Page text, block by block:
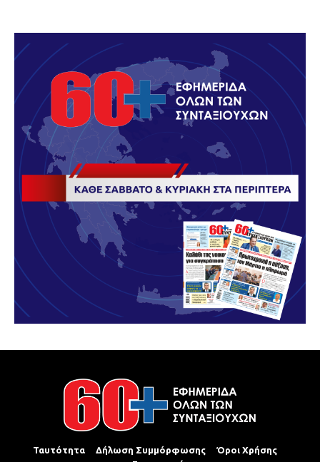
Ταυτότητα Δήλωση Συμμόρφωσης
Όροι Χρήσης